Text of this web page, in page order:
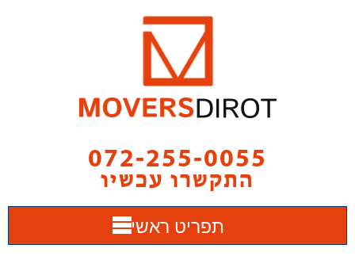
072-255-0055
התקשרו עכשיו
תפריט ראשי